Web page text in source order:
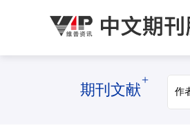
期刊文献
+